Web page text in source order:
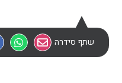
לכל מוצרי היצרן
שתף סידרה